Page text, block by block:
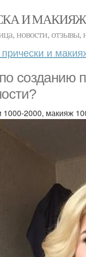
И МАКИЯЖ
новости, отзывы,
прически и
созданию
1000-2000, макияж